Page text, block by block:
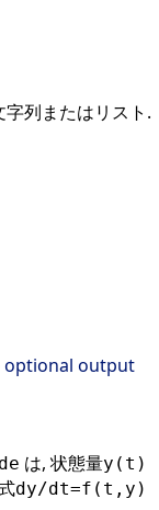
列またはリスト.
optional output
は, 状態量y(t)
dy/dt=f(t,y)